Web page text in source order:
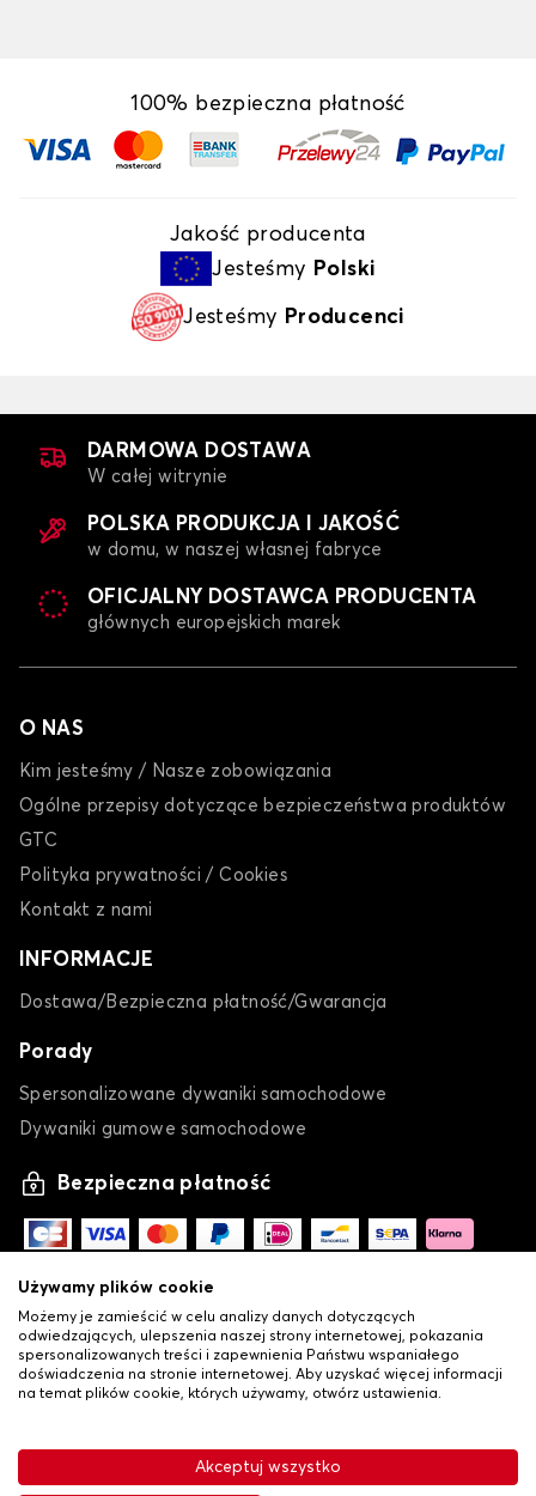
100% bezpieczna płatność
Jakość producenta
Jesteśmy Polski
Jesteśmy Producenci
DARMOWA DOSTAWA
W całej witrynie
POLSKA PRODUKCJA I JAKOŚĆ
w domu, w naszej własnej fabryce
OFICJALNY DOSTAWCA PRODUCENTA
głównych europejskich marek
O NAS
Kim jesteśmy / Nasze zobowiązania
Ogólne przepisy dotyczące bezpieczeństwa produktów
GTC
Polityka prywatności / Cookies
Kontakt z nami
INFORMACJE
Dostawa/Bezpieczna płatność/Gwarancja
Porady
Spersonalizowane dywaniki samochodowe
Dywaniki gumowe samochodowe
Bezpieczna płatność
© Copyright 2026 Lovauto-Ogólne warunki sprzedaży•
Polityka prywatności i plików cookie•Livraison
Używamy plików cookie
Możemy je zamieścić w celu analizy danych dotyczących
odwiedzających, ulepszenia naszej strony internetowej, pokazania
spersonalizowanych treści i zapewnienia Państwu wspaniałego
doświadczenia na stronie internetowej. Aby uzyskać więcej informacji
na temat plików cookie, których używamy, otwórz ustawienia.
Akceptuj wszystko